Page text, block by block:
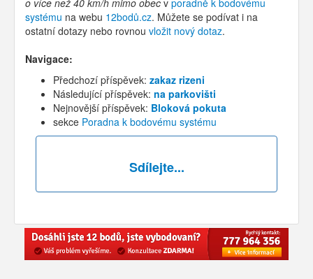
systému na webu 12bodů.cz. Můžete se podívat i na
ostatní dotazy nebo rovnou vložit nový dotaz.
Navigace:
Předchozí příspěvek: zakaz rizeni
Následující příspěvek: na parkovišti
Nejnovější příspěvek: Bloková pokuta
sekce Poradna k bodovému systému
Sdílejte...